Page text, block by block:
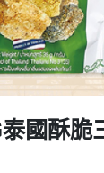
泰國酥脆